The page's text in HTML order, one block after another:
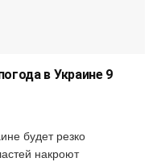
в Украине 9
будет резко
накроют